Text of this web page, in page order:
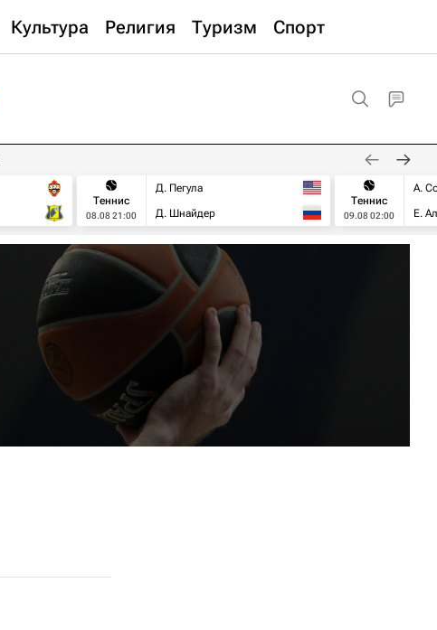
Культура Религия Туризм Спорт
Теннис
08.08 21:00
Д. Пегула
Д. Шнайдер
Теннис
09.08 02:00
А.
Е.